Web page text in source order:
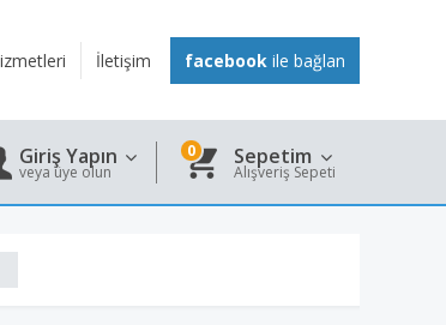
İletişim facebook ile bağlan
Giriş Yapın
veya üye olun
0 Sepetim
Alışveriş Sepeti